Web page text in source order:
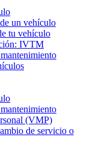
un vehículo
tu vehículo
IVTM
(VMP)
de servicio o